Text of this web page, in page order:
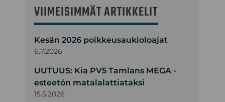
VIIMEISIMMÄT ARTIKKELIT
Kesän 2026 poikkeusaukioloajat
6.7.2026
UUTUUS: Kia PV5 Tamlans MEGA -
esteetön matalalattiataksi
15.5.2026